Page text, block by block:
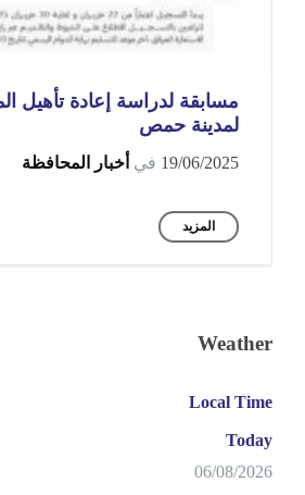
مسابقة لدراسة إعادة تأهيل
لمدينة حمص
19/06/2025 في أخبار المحافظة
المزيد
Weather
Local Time
Today
06/08/2026